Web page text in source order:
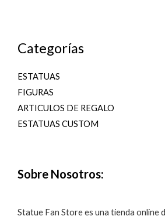
Categorías
ESTATUAS
FIGURAS
ARTICULOS DE REGALO
ESTATUAS CUSTOM
Sobre Nosotros:
Statue Fan Store es una tienda online